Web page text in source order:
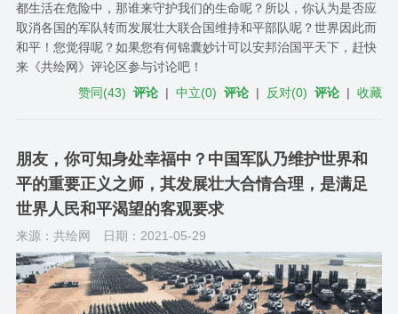
都生活在危险中，那谁来守护我们的生命呢？所以，你认为是否应
取消各国的军队转而发展壮大联合国维持和平部队呢？世界因此而
和平！您觉得呢？如果您有何锦囊妙计可以安邦治国平天下，赶快
来《共绘网》评论区参与讨论吧！
赞同(43) 评论 |中立(0) 评论 | 反对(0) 评论 |收藏
朋友，你可知身处幸福中？中国军队乃维护世界和
平的重要正义之师，其发展壮大合情合理，是满足
世界人民和平渴望的客观要求
来源：共绘网 日期：2021-05-29